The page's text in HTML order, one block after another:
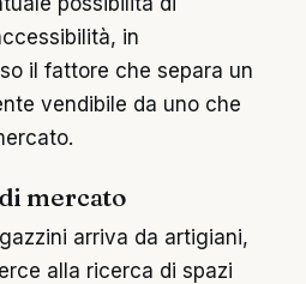
in
il fattore che separa un
vendibile da uno che
mercato
arriva da artigiani,
alla ricerca di spazi